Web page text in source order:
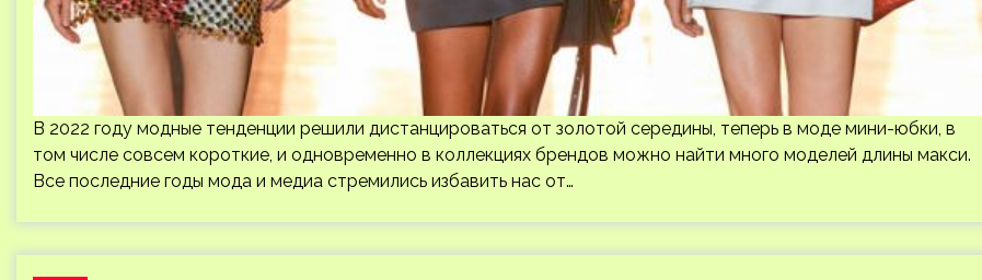
В 2022 году модные тенденции решили дистанцироваться от золотой середины, теперь в моде мини-юбки, в
том числе совсем короткие, и одновременно в коллекциях брендов можно найти много моделей длины макси.
Все последние годы мода и медиа стремились избавить нас от…